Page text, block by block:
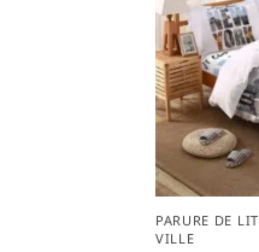
PARURE DE
VILLE